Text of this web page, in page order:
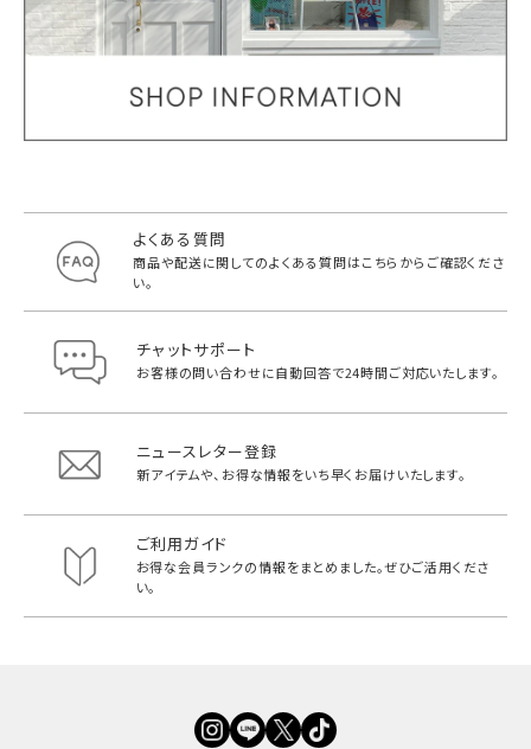
よくある質問
商品や配送に関してのよくある質問はこちらからご確認くださ
い。
チャットサポート
お客様の問い合わせに自動回答で24時間ご対応いたします。
ニュースレター登録
新アイテムや、お得な情報をいち早く お届けいたします。
ご利用ガイド
お得な会員ランクの情報をまとめました。ぜひご活用くださ
い。